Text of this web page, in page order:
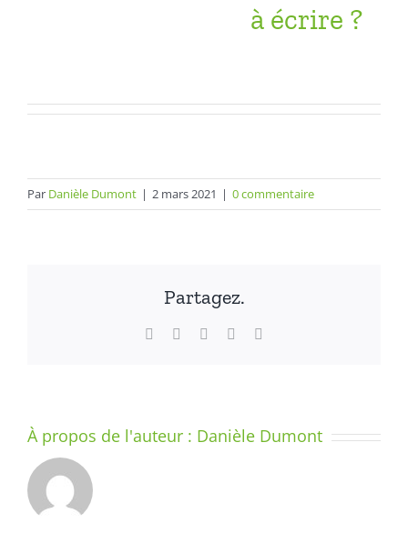
à écrire ?
Par Danièle Dumont | 2 mars 2021 | 0 commentaire
Partagez.
Facebook LinkedInWhatsApp
À propos de l'auteur : Danièle Dumont